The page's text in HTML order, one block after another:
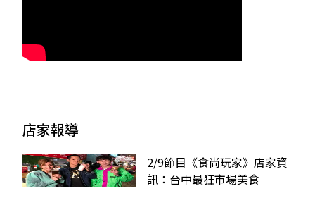
店家報導
2/9節目《食尚玩家》店家資
訊：台中最狂市場美食